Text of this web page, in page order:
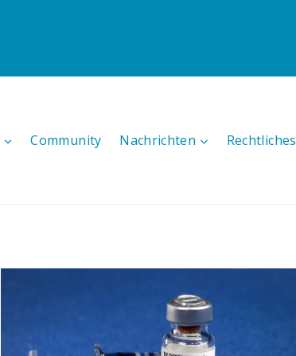
Community Nachrichten Rechtliches